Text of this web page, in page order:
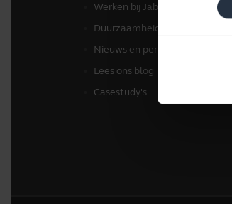
Werken bij Jabra
Duurzaamheid
Nieuws en persberichten
Lees ons blog
Casestudy's